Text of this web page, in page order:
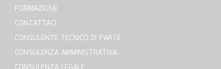
FORMAZIONE
CONTATTACI
CONSULENTE TECNICO DI PARTE
CONSULENZA AMMINISTRATIVA